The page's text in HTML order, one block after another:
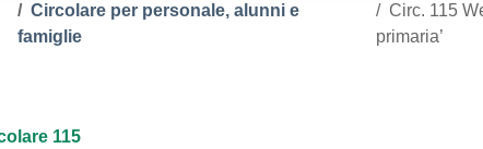
Circolare per personale, alunni e
famiglie
Circ. 115
primaria’
115